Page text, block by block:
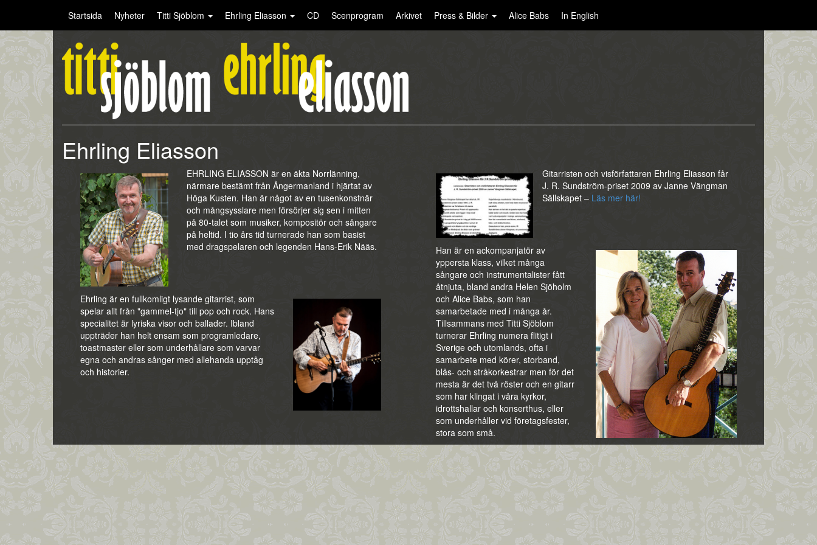
Startsida Nyheter Titti Sjöblom Ehrling Eliasson CD Scenprogram Arkivet Press & Bilder Alice Babs In English
Ehrling Eliasson
EHRLING ELIASSON är en äkta Norrlänning,
närmare bestämt från Ångermanland i hjärtat av
Höga Kusten. Han är något av en tusenkonstnär
och mångsysslare men försörjer sig sen i mitten
på 80-talet som musiker, kompositör och sångare
på heltid. I tio års tid turnerade han som basist
med dragspelaren och legenden Hans-Erik Nääs.
Ehrling är en fullkomligt lysande gitarrist, som
spelar allt från "gammel-tjo" till pop och rock. Hans
specialitet är lyriska visor och ballader. Ibland
uppträder han helt ensam som programledare,
toastmaster eller som underhållare som varvar
egna och andras sånger med allehanda upptåg
och historier.
Gitarristen och visförfattaren Ehrling Eliasson får
J. R. Sundström-priset 2009 av Janne Vängman
Sällskapet – Läs mer här!
Han är en ackompanjatör av
yppersta klass, vilket många
sångare och instrumentalister fått
åtnjuta, bland andra Helen Sjöholm
och Alice Babs, som han
samarbetade med i många år.
Tillsammans med Titti Sjöblom
turnerar Ehrling numera flitigt i
Sverige och utomlands, ofta i
samarbete med körer, storband,
blås- och stråkorkestrar men för det
mesta är det två röster och en gitarr
som har klingat i våra kyrkor,
idrottshallar och konserthus, eller
som underhåller vid företagsfester,
stora som små.